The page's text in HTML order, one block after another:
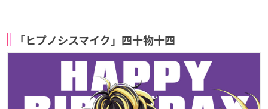
「ヒプノシスマイク」四十物十四